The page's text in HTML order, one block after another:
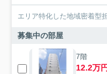
エリア特化した地域密着型
募集中の部屋
7階
12.2万円